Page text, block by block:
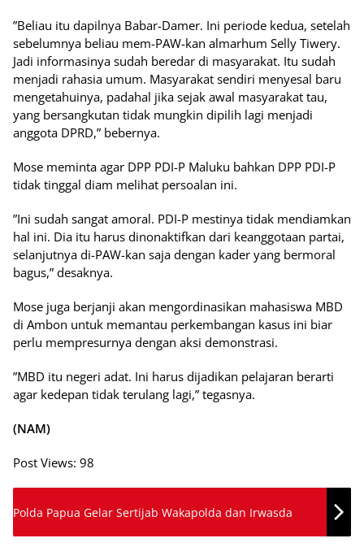
”Beliau itu dapilnya Babar-Damer. Ini periode kedua, setelah
sebelumnya beliau mem-PAW-kan almarhum Selly Tiwery.
Jadi informasinya sudah beredar di masyarakat. Itu sudah
menjadi rahasia umum. Masyarakat sendiri menyesal baru
mengetahuinya, padahal jika sejak awal masyarakat tau,
yang bersangkutan tidak mungkin dipilih lagi menjadi
anggota DPRD,” bebernya.
Mose meminta agar DPP PDI-P Maluku bahkan DPP PDI-P
tidak tinggal diam melihat persoalan ini.
”Ini sudah sangat amoral. PDI-P mestinya tidak mendiamkan
hal ini. Dia itu harus dinonaktifkan dari keanggotaan partai,
selanjutnya di-PAW-kan saja dengan kader yang bermoral
bagus,” desaknya.
Mose juga berjanji akan mengordinasikan mahasiswa MBD
di Ambon untuk memantau perkembangan kasus ini biar
perlu mempresurnya dengan aksi demonstrasi.
”MBD itu negeri adat. Ini harus dijadikan pelajaran berarti
agar kedepan tidak terulang lagi,” tegasnya.
(NAM)
Post Views: 98
Polda Papua Gelar Sertijab Wakapolda dan Irwasda